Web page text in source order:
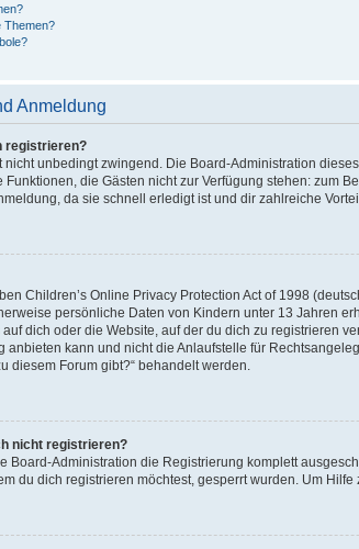
Themen?
Anmeldung
registrieren?
nicht unbedingt zwingend. Die Board-Administration
Funktionen, die Gästen nicht zur Verfügung stehen: zum
da sie schnell erledigt ist und dir zahlreiche
Children’s Online Privacy Protection Act of 1998
persönliche Daten von Kindern unter 13 Jahren
dich oder die Website, auf der du dich zu registrieren
anbieten kann und nicht die Anlaufstelle für
diesem Forum gibt?“ behandelt werden.
nicht registrieren?
Board-Administration die Registrierung komplett
du dich registrieren möchtest, gesperrt wurden. Um